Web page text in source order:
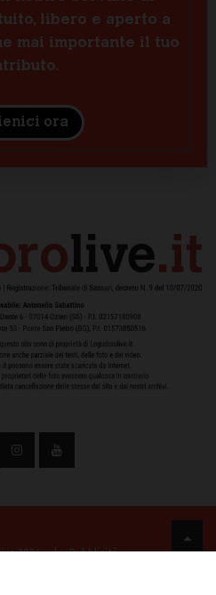
libero e aperto a
mai importante il tuo
ora
2024 | Pubblicità